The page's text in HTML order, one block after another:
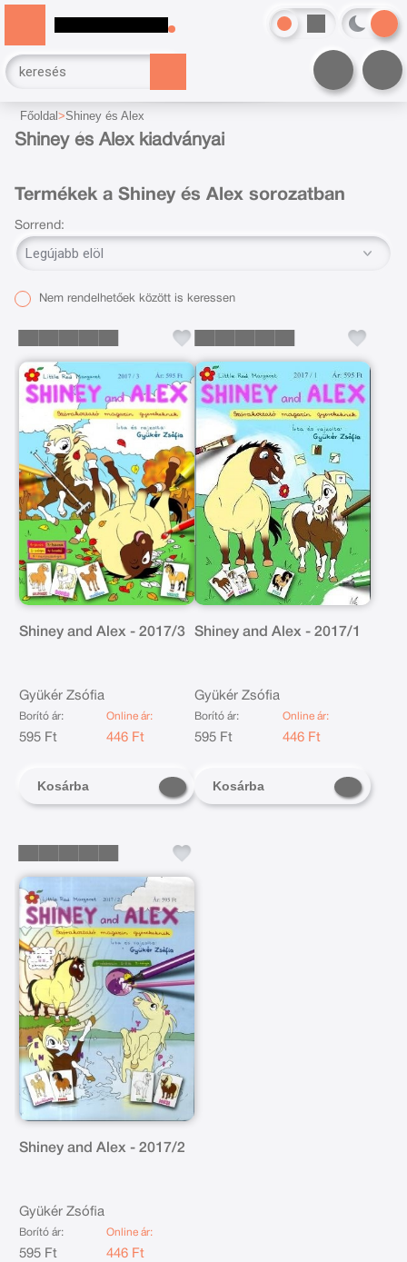
Főoldal Shiney és Alex
Shiney és Alex kiadványai
Termékek a Shiney és Alex sorozatban
Sorrend:
Nem rendelhetőek között is keressen
Shiney and Alex - 2017/3
Gyükér Zsófia
Borító ár:
595 Ft
Online ár:
446 Ft
Kosárba
Shiney and Alex - 2017/1
Gyükér Zsófia
Borító ár:
595 Ft
Online ár:
446 Ft
Kosárba
Shiney and Alex - 2017/2
Gyükér Zsófia
Borító ár:
595 Ft
Online ár:
446 Ft